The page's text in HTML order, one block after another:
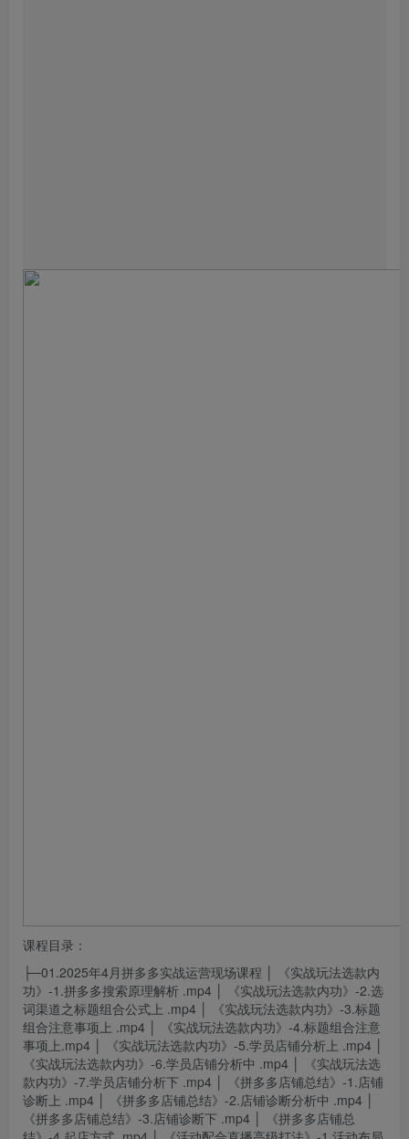
课程目录：
├─01.2025年4月拼多多实战运营现场课程 │ 《实战玩法选款内
功》-1.拼多多搜索原理解析 .mp4 │ 《实战玩法选款内功》-2.选
词渠道之标题组合公式上 .mp4 │ 《实战玩法选款内功》-3.标题
组合注意事项上 .mp4 │ 《实战玩法选款内功》-4.标题组合注意
事项上.mp4 │ 《实战玩法选款内功》-5.学员店铺分析上 .mp4 │
《实战玩法选款内功》-6.学员店铺分析中 .mp4 │ 《实战玩法选
款内功》-7.学员店铺分析下 .mp4 │ 《拼多多店铺总结》-1.店铺
诊断上 .mp4 │ 《拼多多店铺总结》-2.店铺诊断分析中 .mp4 │
《拼多多店铺总结》-3.店铺诊断下 .mp4 │ 《拼多多店铺总